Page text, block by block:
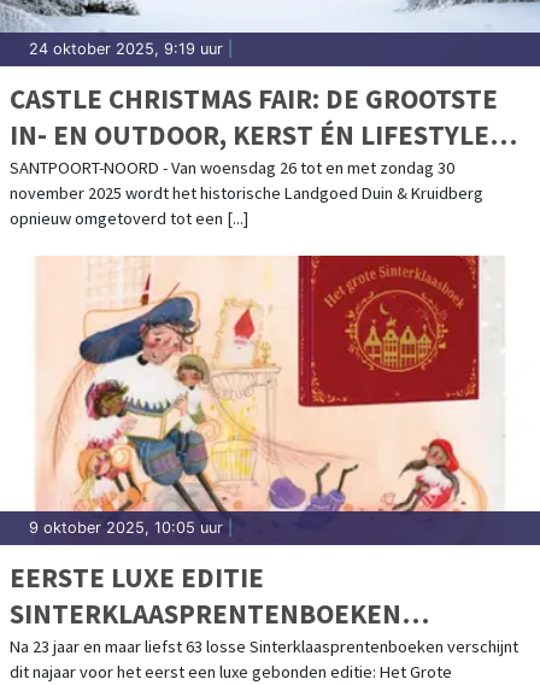
24 oktober 2025, 9:19 uur
CASTLE CHRISTMAS FAIR: DE GROOTSTE
IN- EN OUTDOOR, KERST ÉN LIFESTYLE
FAIR VAN NEDERLAND
SANTPOORT-NOORD - Van woensdag 26 tot en met zondag 30
november 2025 wordt het historische Landgoed Duin & Kruidberg
opnieuw omgetoverd tot een [...]
9 oktober 2025, 10:05 uur
EERSTE LUXE EDITIE
SINTERKLAASPRENTENBOEKEN
GEBUNDELD
Na 23 jaar en maar liefst 63 losse Sinterklaasprentenboeken verschijnt
dit najaar voor het eerst een luxe gebonden editie: Het Grote